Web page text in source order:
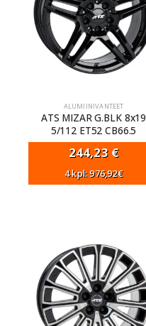
ALUMIINIVANTEET
ATS MIZAR G.BLK 8x19
5/112 ET52 CB66.5
244,23 €
4 kpl: 976,92€